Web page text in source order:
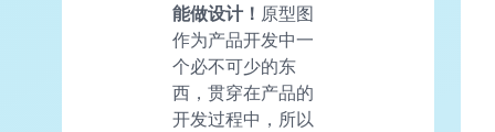
能做设计！ 原型图
作为产品开发中一
个必不可少的东
西，贯穿在产品的
开发过程中，所以